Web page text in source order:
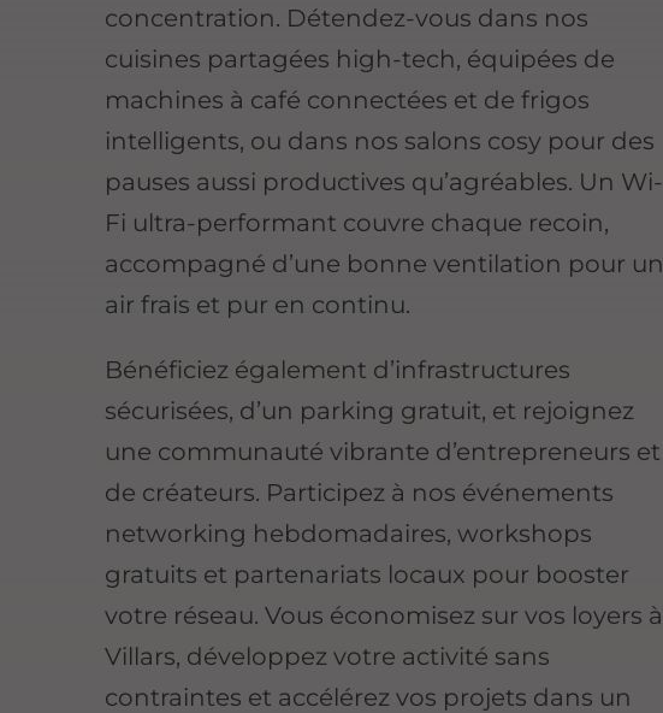
concentration. Détendez-vous dans nos
cuisines partagées high-tech, équipées de
machines à café connectées et de frigos
intelligents, ou dans nos salons cosy pour des
pauses aussi productives qu’agréables. Un Wi-
Fi ultra-performant couvre chaque recoin,
accompagné d’une bonne ventilation pour un
air frais et pur en continu.
Bénéficiez également d’infrastructures
sécurisées, d’un parking gratuit, et rejoignez
une communauté vibrante d’entrepreneurs et
de créateurs. Participez à nos événements
networking hebdomadaires, workshops
gratuits et partenariats locaux pour booster
votre réseau. Vous économisez sur vos loyers à
Villars, développez votre activité sans
contraintes et accélérez vos projets dans un